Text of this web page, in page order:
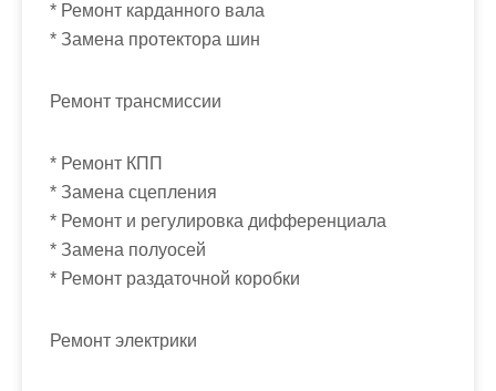
* Ремонт карданного вала
* Замена протектора шин
Ремонт трансмиссии
* Ремонт КПП
* Замена сцепления
* Ремонт и регулировка дифференциала
* Замена полуосей
* Ремонт раздаточной коробки
Ремонт электрики